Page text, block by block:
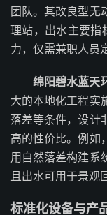
团队。其改良型无
理站，出水主要指
力，仅需兼职人员
绵阳碧水蓝天
大的本地化工程实
落差等条件，设计
高的性价比。例如
用自然落差构建系
且出水可用于景观
标准化设备与产